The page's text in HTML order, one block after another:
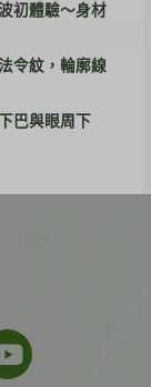
初體驗～身材
令紋，輪廓線
巴與眼周下